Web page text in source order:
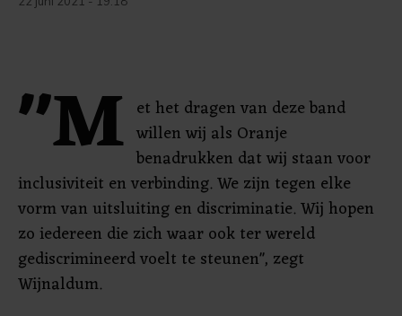
"M et het dragen van deze band
willen wij als Oranje
benadrukken dat wij staan voor
inclusiviteit en verbinding. We zijn tegen elke
vorm van uitsluiting en discriminatie. Wij hopen
zo iedereen die zich waar ook ter wereld
gediscrimineerd voelt te steunen", zegt
Wijnaldum.